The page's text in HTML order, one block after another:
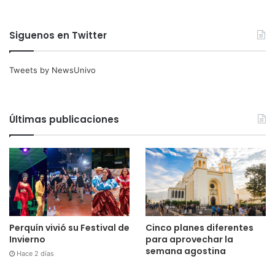
Siguenos en Twitter
Tweets by NewsUnivo
Últimas publicaciones
Perquín vivió su Festival de
Invierno
Hace 2 días
Cinco planes diferentes
para aprovechar la
semana agostina